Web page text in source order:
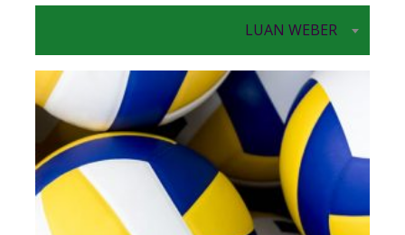
LUAN WEBER